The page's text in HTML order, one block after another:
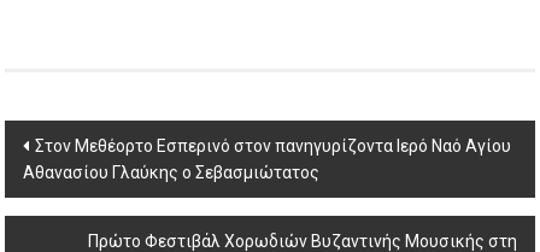
Post
navigation
Στον Μεθέορτο Εσπερινό στον πανηγυρίζοντα Ιερό Ναό Αγίου
Αθανασίου Γλαύκης ο Σεβασμιώτατος
Πρώτο Φεστιβάλ Χορωδιών Βυζαντινής Μουσικής στη